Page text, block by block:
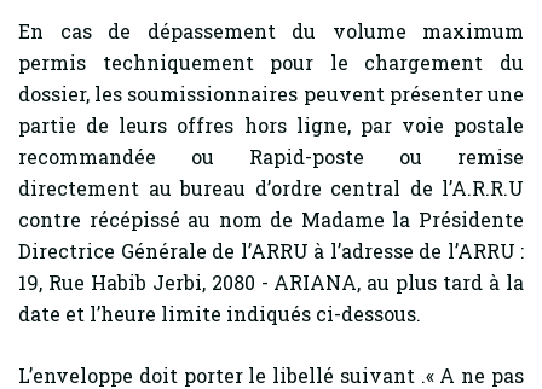
En cas de dépassement du volume maximum
permis techniquement pour le chargement du
dossier, les soumissionnaires peuvent présenter une
partie de leurs offres hors ligne, par voie postale
recommandée ou Rapid-poste ou remise
directement au bureau d’ordre central de l’A.R.R.U
contre récépissé au nom de Madame la Présidente
Directrice Générale de l’ARRU à l’adresse de l’ARRU :
19, Rue Habib Jerbi, 2080 - ARIANA, au plus tard à la
date et l’heure limite indiqués ci-dessous.
L’enveloppe doit porter le libellé suivant .« A ne pas